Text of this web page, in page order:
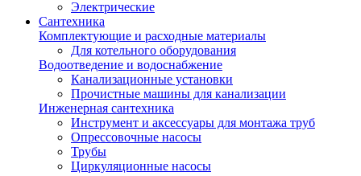
Электрические
Сантехника
Комплектующие и расходные материалы
Для котельного оборудования
Водоотведение и водоснабжение
Канализационные установки
Прочистные машины для канализации
Инженерная сантехника
Инструмент и аксессуары для монтажа труб
Опрессовочные насосы
Трубы
Циркуляционные насосы